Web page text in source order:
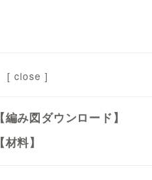
[ close ]
【編み図ダウンロード】
【材料】